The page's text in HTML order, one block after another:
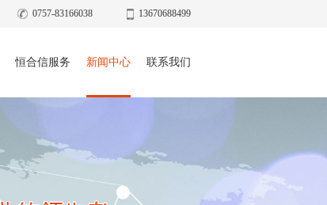
0757-83166038 13670688499
恒合信服务 新闻中心 联系我们